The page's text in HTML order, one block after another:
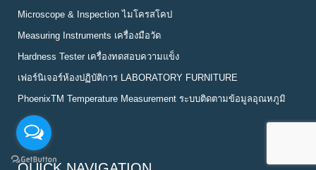
Microscope & Inspection ไมโครสโคป
Measuring Instruments เครื่องมือวัด
Hardness Tester เครื่องทดสอบความแข็ง
เฟอร์นิเจอร์ห้องปฏิบัติการ LABORATORY FURNITURE
PhoenixTM Temperature Measurement ระบบติดตามข้อมูลอุณหภูมิ